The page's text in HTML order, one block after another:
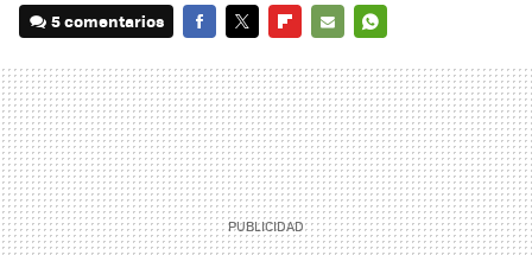
5 comentarios
MAIL